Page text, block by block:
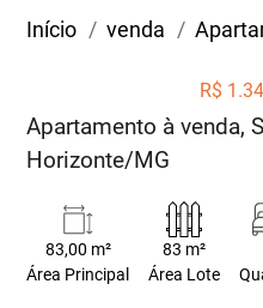
Início venda
R$
Apartamento à venda,
Horizonte/MG
83,00 m²
Área Principal
83 m²
Área Lote